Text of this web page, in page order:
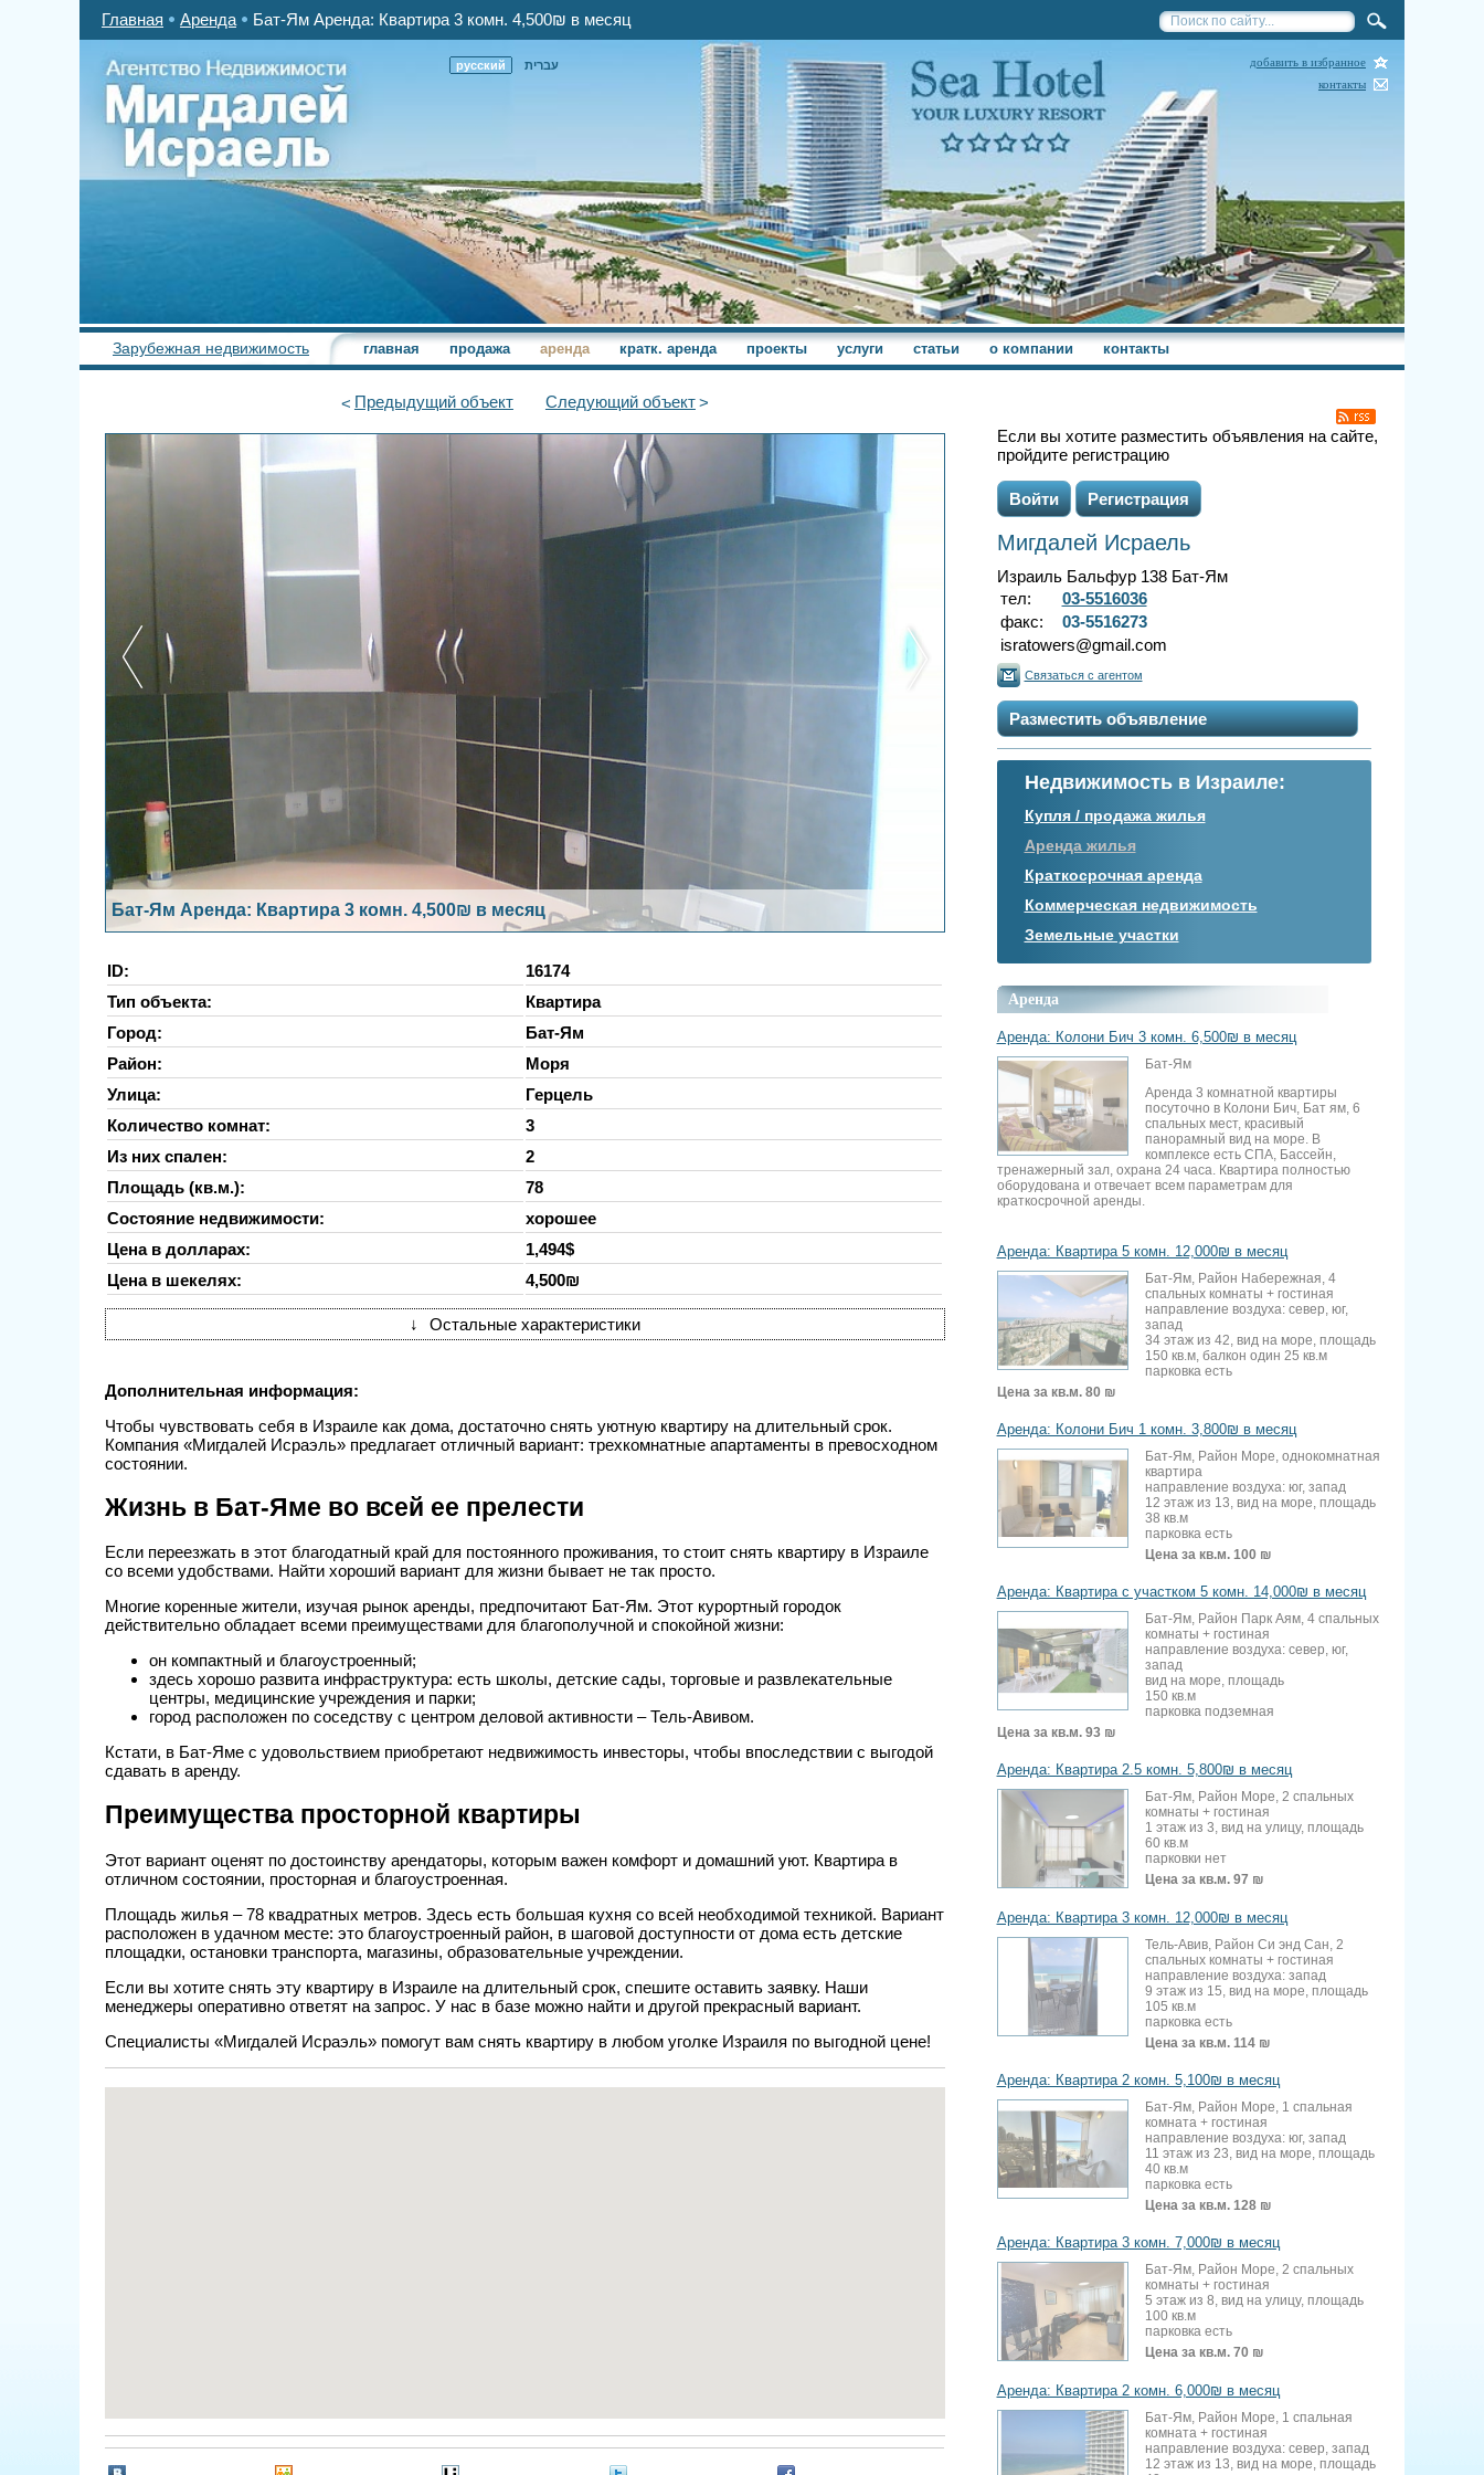
Главная Аренда Бат-Ям Аренда: Квартира 3 комн. 4,500₪ в месяц
עברית русский
добавить в избранное
контакты
Зарубежная недвижимость главная продажа аренда кратк. аренда проекты услуги статьи о компании контакты
Предыдущийобъект Следующийобъект
Бат-Ям Аренда: Квартира 3 комн. 4,500₪ в месяц
ID:
16174
Тип объекта:
Квартира
Город:
Бат-Ям
Район:
Моря
Улица:
Герцель
Количество комнат:
3
Из них спален:
2
Площадь (кв.м.):
78
Состояние недвижимости:
хорошее
Цена в долларах:
1,494$
Цена в шекелях:
4,500₪
↓ Остальные характеристики
Дополнительная информация:
Чтобы чувствовать себя в Израиле как дома, достаточно снять уютную квартиру на длительный срок.
Компания «Мигдалей Исраэль» предлагает отличный вариант: трехкомнатные апартаменты в превосходном
состоянии.
Жизнь в Бат-Яме во всей ее прелести
Если переезжать в этот благодатный край для постоянного проживания, то стоит снять квартиру в Израиле
со всеми удобствами. Найти хороший вариант для жизни бывает не так просто.
Многие коренные жители, изучая рынок аренды, предпочитают Бат-Ям. Этот курортный городок
действительно обладает всеми преимуществами для благополучной и спокойной жизни:
он компактный и благоустроенный;
здесь хорошо развита инфраструктура: есть школы, детские сады, торговые и развлекательные
центры, медицинские учреждения и парки;
город расположен по соседству с центром деловой активности – Тель-Авивом.
Кстати, в Бат-Яме с удовольствием приобретают недвижимость инвесторы, чтобы впоследствии с выгодой
сдавать в аренду.
Преимущества просторной квартиры
Этот вариант оценят по достоинству арендаторы, которым важен комфорт и домашний уют. Квартира в
отличном состоянии, просторная и благоустроенная.
Площадь жилья – 78 квадратных метров. Здесь есть большая кухня со всей необходимой техникой. Вариант
расположен в удачном месте: это благоустроенный район, в шаговой доступности от дома есть детские
площадки, остановки транспорта, магазины, образовательные учреждении.
Если вы хотите снять эту квартиру в Израиле на длительный срок, спешите оставить заявку. Наши
менеджеры оперативно ответят на запрос. У нас в базе можно найти и другой прекрасный вариант.
Специалисты «Мигдалей Исраэль» помогут вам снять квартиру в любом уголке Израиля по выгодной цене!
Если вы хотите разместить объявления на сайте,
пройдите регистрацию
Войти Регистрация
Мигдалей Исраель
Израиль Бальфур 138 Бат-Ям
тел:
03-5516036
факс:
03-5516273
isratowers@gmail.com
Связаться с агентом
Разместить объявление
Недвижимость в Израиле:
Купля / продажа жилья
Аренда жилья
Краткосрочная аренда
Коммерческая недвижимость
Земельные участки
Аренда
Аренда: Колони Бич 3 комн. 6,500₪ в месяц
Бат-Ям
Аренда 3 комнатной квартиры
посуточно в Колони Бич, Бат ям, 6
спальных мест, красивый
панорамный вид на море. В
комплексе есть СПА, Бассейн,
тренажерный зал, охрана 24 часа. Квартира полностью
оборудована и отвечает всем параметрам для
краткосрочной аренды.
Аренда: Квартира 5 комн. 12,000₪ в месяц
Бат-Ям, Район Набережная, 4
спальных комнаты + гостиная
направление воздуха: север, юг,
запад
34 этаж из 42, вид на море, площадь
150 кв.м, балкон один 25 кв.м
парковка есть
Цена за кв.м. 80 ₪
Аренда: Колони Бич 1 комн. 3,800₪ в месяц
Бат-Ям, Район Море, однокомнатная
квартира
направление воздуха: юг, запад
12 этаж из 13, вид на море, площадь
38 кв.м
парковка есть
Цена за кв.м. 100 ₪
Аренда: Квартира с участком 5 комн. 14,000₪ в месяц
Бат-Ям, Район Парк Аям, 4 спальных
комнаты + гостиная
направление воздуха: север, юг,
запад
вид на море, площадь
150 кв.м
парковка подземная
Цена за кв.м. 93 ₪
Аренда: Квартира 2.5 комн. 5,800₪ в месяц
Бат-Ям, Район Море, 2 спальных
комнаты + гостиная
1 этаж из 3, вид на улицу, площадь
60 кв.м
парковки нет
Цена за кв.м. 97 ₪
Аренда: Квартира 3 комн. 12,000₪ в месяц
Тель-Авив, Район Си энд Сан, 2
спальных комнаты + гостиная
направление воздуха: запад
9 этаж из 15, вид на море, площадь
105 кв.м
парковка есть
Цена за кв.м. 114 ₪
Аренда: Квартира 2 комн. 5,100₪ в месяц
Бат-Ям, Район Море, 1 спальная
комната + гостиная
направление воздуха: юг, запад
11 этаж из 23, вид на море, площадь
40 кв.м
парковка есть
Цена за кв.м. 128 ₪
Аренда: Квартира 3 комн. 7,000₪ в месяц
Бат-Ям, Район Море, 2 спальных
комнаты + гостиная
5 этаж из 8, вид на улицу, площадь
100 кв.м
парковка есть
Цена за кв.м. 70 ₪
Аренда: Квартира 2 комн. 6,000₪ в месяц
Бат-Ям, Район Море, 1 спальная
комната + гостиная
направление воздуха: север, запад
12 этаж из 13, вид на море, площадь